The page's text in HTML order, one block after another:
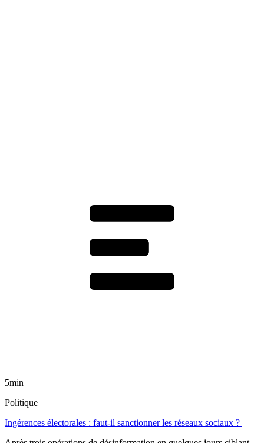
5min
Politique
Ingérences électorales : faut-il sanctionner les réseaux sociaux ?